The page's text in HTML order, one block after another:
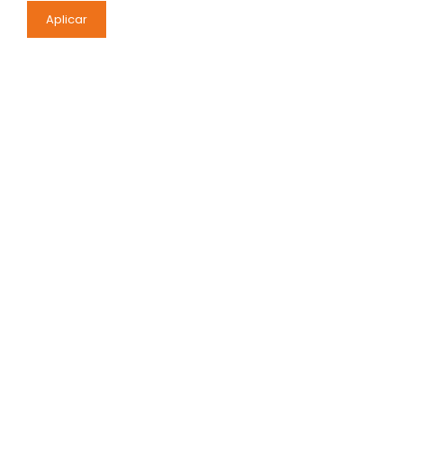
Aplicar